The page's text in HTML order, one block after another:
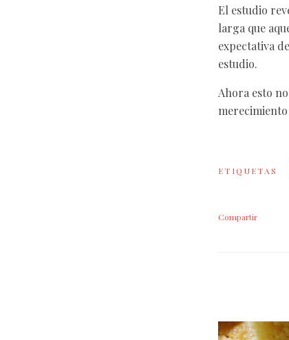
El estudio
larga que
expectativa
estudio.
Ahora esto
ETIQUETAS
Compartir